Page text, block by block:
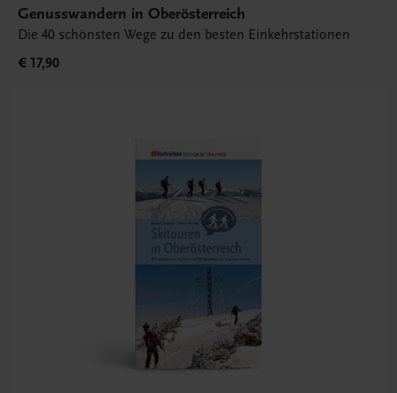
Genusswandern in Oberösterreich
Die 40 schönsten Wege zu den besten Einkehrstationen
€ 17,90